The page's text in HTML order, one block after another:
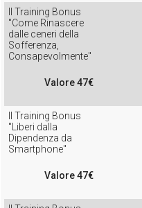
Il Training Bonus
"Come Rinascere
dalle ceneri della
Sofferenza,
Consapevolmente"
Valore 47€
Il Training Bonus
"Liberi dalla
Dipendenza da
Smartphone"
Valore 47€